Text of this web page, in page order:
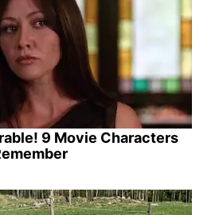
9 Movie Characters